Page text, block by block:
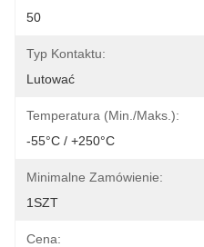
50
Typ Kontaktu:
Lutować
Temperatura (min./maks.):
-55°C / +250°C
Minimalne Zamówienie:
1SZT
Cena: